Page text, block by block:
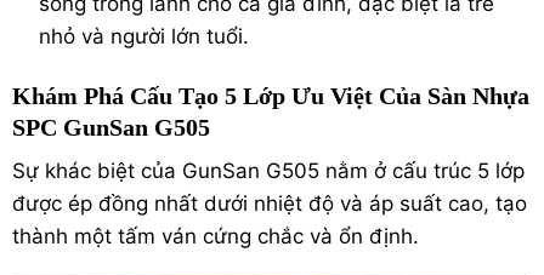
nhỏ và người lớn tuổi.
Khám Phá Cấu Tạo 5 Lớp Ưu Việt Của Sàn Nhựa
SPC GunSan G505
Sự khác biệt của GunSan G505 nằm ở cấu trúc 5 lớp
được ép đồng nhất dưới nhiệt độ và áp suất cao, tạo
thành một tấm ván cứng chắc và ổn định.